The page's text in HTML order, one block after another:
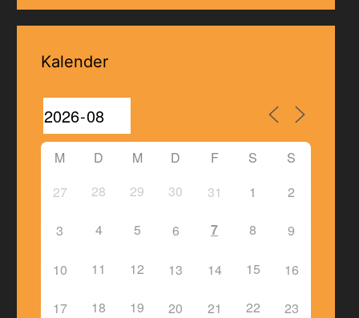
Kalender
M D M D F S
S
27
28 29 30 31 1 2
3 4 5 6 7 8 9
10 11 12 13 14 15 16
17 18 19 20 21 22 23